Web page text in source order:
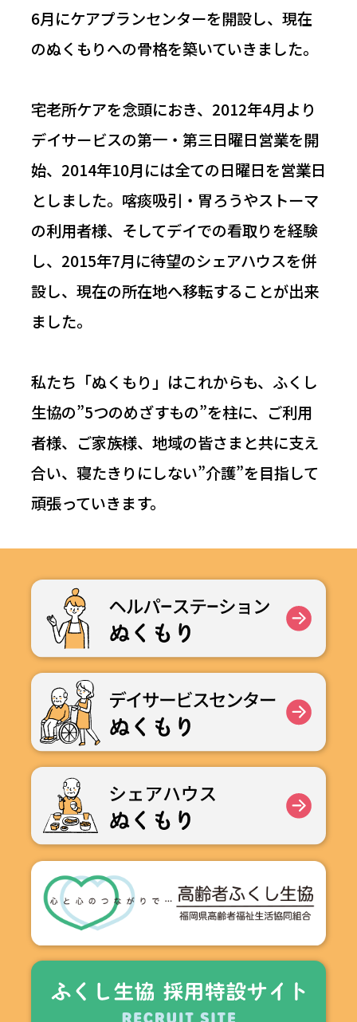
6月にケアプランセンターを開設し、現在
のぬくもりへの骨格を築いていきました。
宅老所ケアを念頭におき、2012年4月より
デイサービスの第一・第三日曜日営業を開
始、2014年10月には全ての日曜日を営業日
としました。喀痰吸引・胃ろうやストーマ
の利用者様、そしてデイでの看取りを経験
し、2015年7月に待望のシェアハウスを併
設し、現在の所在地へ移転することが出来
ました。
私たち「ぬくもり」はこれからも、ふくし
生協の”5つのめざすもの”を柱に、ご利用
者様、ご家族様、地域の皆さまと共に支え
合い、寝たきりにしない”介護”を目指して
頑張っていきます。